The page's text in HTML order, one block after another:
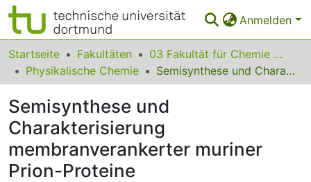
Anmelden
Bereiche & Sammlungen
Das gesamte Repositorium
Statistiken
FAQ
Leitlinien
Startseite Fakultäten
03 Fakultät für Chemie und Chemische Biologie
Physikalische Chemie
Semisynthese und Charakterisierung membranverankerter muriner Prion-Proteine
Semisynthese und
Charakterisierung
membranverankerter muriner
Prion-Proteine